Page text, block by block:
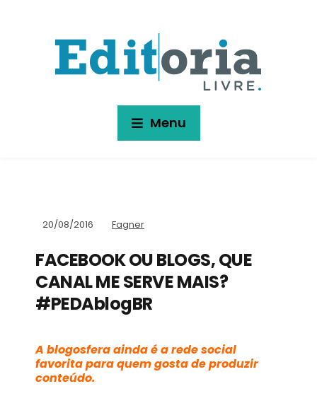
Menu
20/08/2016 Fagner
FACEBOOK OU BLOGS, QUE
CANAL ME SERVE MAIS?
#PEDAblogBR
A blogosfera ainda é a rede social
favorita para quem gosta de produzir
conteúdo.